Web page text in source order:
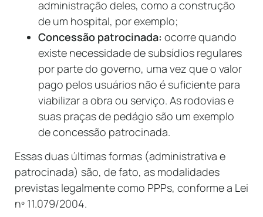
administração deles, como a construção
de um hospital, por exemplo;
Concessão patrocinada: ocorre quando
existe necessidade de subsídios regulares
por parte do governo, uma vez que o valor
pago pelos usuários não é suficiente para
viabilizar a obra ou serviço. As rodovias e
suas praças de pedágio são um exemplo
de concessão patrocinada.
Essas duas últimas formas (administrativa e
patrocinada) são, de fato, as modalidades
previstas legalmente como PPPs, conforme a Lei
nº 11.079/2004.